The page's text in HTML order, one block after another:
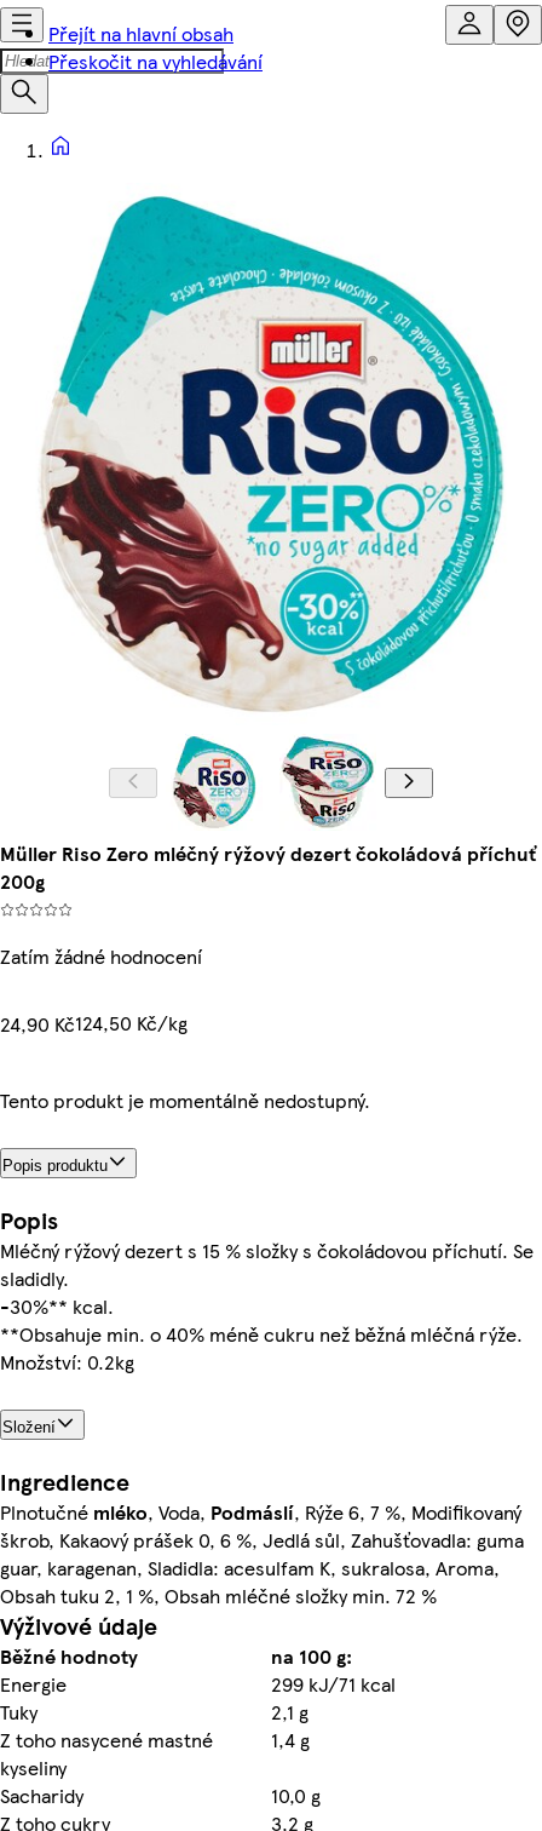
Přejít na hlavní obsah
Přeskočit na vyhledávání
Müller Riso Zero mléčný rýžový dezert čokoládová příchuť
200g
Zatím žádné hodnocení
24,90 Kč124,50 Kč/kg
Tento produkt je momentálně nedostupný.
Popis produktu
Popis
Mléčný rýžový dezert s 15 % složky s čokoládovou příchutí. Se
sladidly.
-30%** kcal.
**Obsahuje min. o 40% méně cukru než běžná mléčná rýže.
Množství: 0.2kg
Složení
Ingredience
Plnotučné mléko, Voda, Podmáslí, Rýže 6, 7 %, Modifikovaný
škrob, Kakaový prášek 0, 6 %, Jedlá sůl, Zahušťovadla: guma
guar, karagenan, Sladidla: acesulfam K, sukralosa, Aroma,
Obsah tuku 2, 1 %, Obsah mléčné složky min. 72 %
Výživové údaje
Běžné hodnoty
na 100 g:
Energie
299 kJ/71 kcal
Tuky
2,1 g
Z toho nasycené mastné
kyseliny
1,4 g
Sacharidy
10,0 g
Z toho cukry
3,2 g